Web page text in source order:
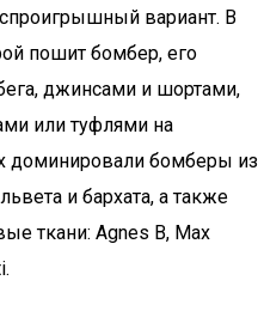
вариант. В
пошит бомбер, его
джинсами и шортами,
или туфлями на
доминировали бомберы из
и бархата, а также
ткани: Agnes B, Max